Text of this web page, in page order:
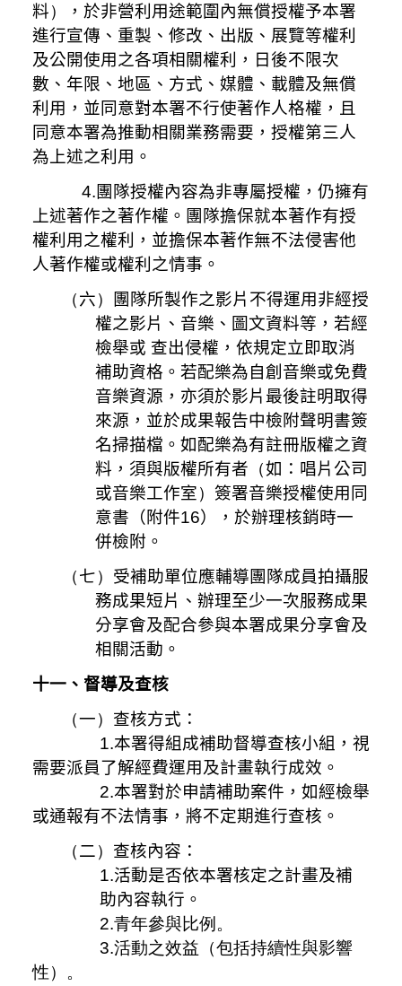
料）
，於非營利用途範圍內無償授權予本署
進行宣傳、重製、修改、出版、展覽等權利
及公開使用之各項相關權利，日後不限次
數、年限、地區、方式、媒體、載體及無償
利用，並同意對本署不行使著作人格權，且
同意本署為推動相關業務需要，授權第三人
為上述之利用。
4.團隊授權內容為非專屬授權，仍擁有
上述著作之著作權。團隊擔保就本著作有授
權利用之權利，並擔保本著作無不法侵害他
人著作權或權利之情事。
（六）
團隊所製作之影片不得運用非經授
權之影片、音樂、圖文資料等，若經
檢舉或 查出侵權，依規定立即取消
補助資格。若配樂為自創音樂或免費
音樂資源，亦須於影片最後註明取得
來源，並於成果報告中檢附聲明書簽
名掃描檔。如配樂為有註冊版權之資
料，須與版權所有者 （如：唱片公司
或音樂工作室） 簽署音樂授權使用同
意書（附件16），於辦理核銷時一
併檢附。
（七） 受補助單位應輔導團隊成員拍攝服
務成果短片、辦理至少一次服務成果
分享會及配合參與本署成果分享會及
相關活動。
十一、督導及查核
（一） 查核方式：
1.本署得組成補助督導查核小組，視
需要派員了解經費運用及計畫執行成效。
2.本署對於申請補助案件，如經檢舉
或通報有不法情事，將不定期進行查核。
（二） 查核內容：
1.活動是否依本署核定之計畫及補
助內容執行。
2.青年參與比例。
3.活動之效益（包括持續性與影響
性）。